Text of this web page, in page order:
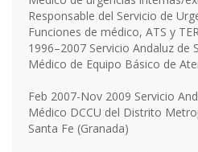
Responsable del Servicio de
Funciones de médico, ATS y
1996–2007 Servicio Andaluz de
Médico de Equipo Básico de
Feb 2007-Nov 2009 Servicio
Médico DCCU del Distrito
Santa Fe (Granada)